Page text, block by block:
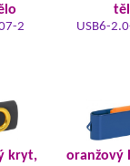
2 USB6-
kryt,
oranžový